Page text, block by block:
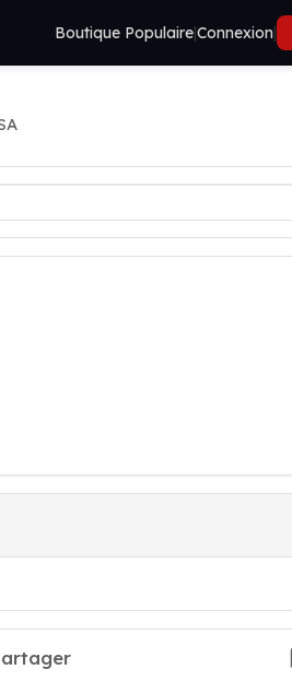
Boutique Populaire|Connexion|